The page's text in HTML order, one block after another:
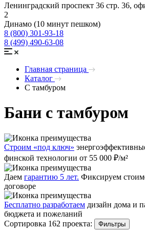
Ленинградский проспект 36 стр. 36,
2
Динамо (10 минут пешком)
8 (800) 301-93-18
8 (499) 490-63-08
Главная страница
Каталог
С тамбуром
Бани с тамбуром
Строим «под ключ»
финской технологии от 55 000 ₽/м²
Даем гарантию 5 лет. Фиксируем
договоре
Бесплатно разработаем дизайн дома и
бюджета и пожеланий
Сортировка 162 проекта:
Фильтры